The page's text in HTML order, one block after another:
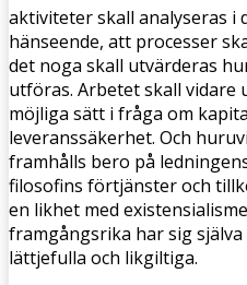
aktiviteter skall analyseras i
hänseende, att processer
det noga skall utvärderas
utföras. Arbetet skall vidare
möjliga sätt i fråga om
leveranssäkerhet. Och
framhålls bero på
filosofins förtjänster och
en likhet med
framgångsrika har sig
lättjefulla och likgiltiga.